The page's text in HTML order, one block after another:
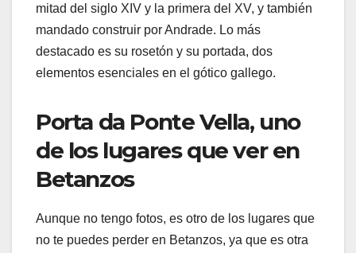
mitad del siglo XIV y la primera del XV, y también
mandado construir por Andrade. Lo más
destacado es su rosetón y su portada, dos
elementos esenciales en el gótico gallego.
Porta da Ponte Vella, uno
de los lugares que ver en
Betanzos
Aunque no tengo fotos, es otro de los lugares que
no te puedes perder en Betanzos, ya que es otra